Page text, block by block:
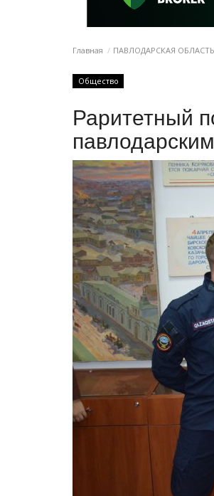
Главная ПАВЛОДАРСКАЯ ОБЛАСТЬ
Общество
Раритетный